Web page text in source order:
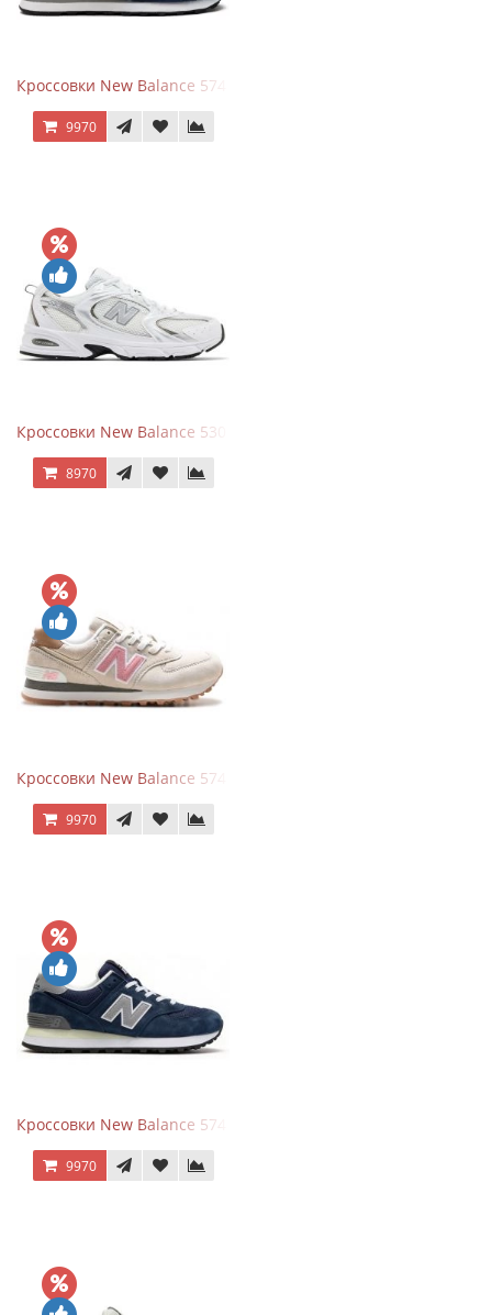
Кроссовки New Balance 574 Navy Blue Grey
9970
Кроссовки New Balance 530 White Silver Metallic
8970
Кроссовки New Balance 574 Power Beige Pink
9970
Кроссовки New Balance 574 Classic Blue Grey
9970